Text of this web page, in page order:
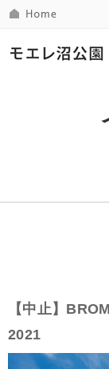
【中止】
2021